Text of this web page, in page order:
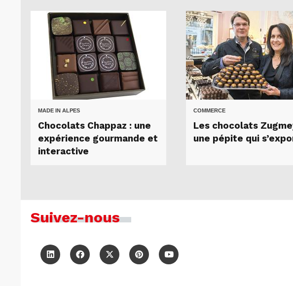
MADE IN ALPES
Chocolats Chappaz : une
expérience gourmande et
interactive
COMMERCE
Les chocolats
une pépite qui
Suivez-nous